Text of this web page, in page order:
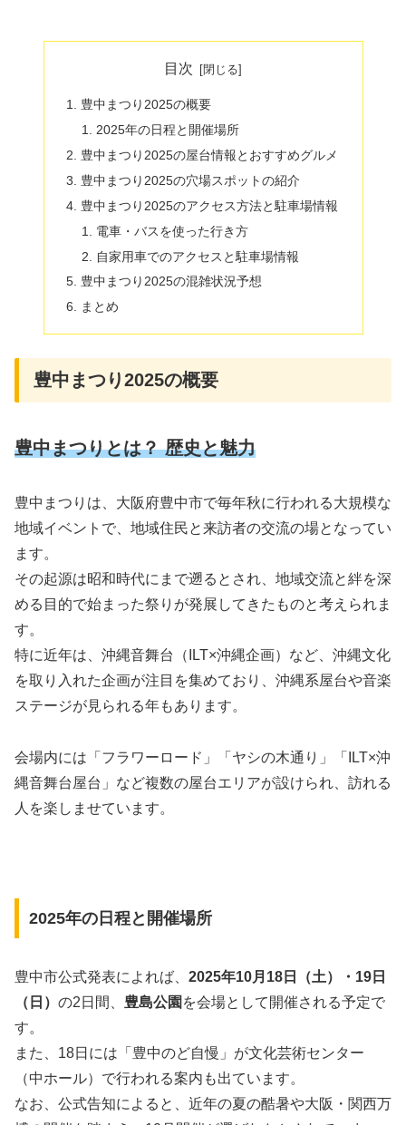
目次
豊中まつり2025の概要
2025年の日程と開催場所
豊中まつり2025の屋台情報とおすすめグルメ
豊中まつり2025の穴場スポットの紹介
豊中まつり2025のアクセス方法と駐車場情報
電車・バスを使った行き方
自家用車でのアクセスと駐車場情報
豊中まつり2025の混雑状況予想
まとめ
豊中まつり2025の概要
豊中まつりとは？ 歴史と魅力
豊中まつりは、大阪府豊中市で毎年秋に行われる大規模な
地域イベントで、地域住民と来訪者の交流の場となってい
ます。
その起源は昭和時代にまで遡るとされ、地域交流と絆を深
める目的で始まった祭りが発展してきたものと考えられま
す。
特に近年は、沖縄音舞台（ILT×沖縄企画）など、沖縄文化
を取り入れた企画が注目を集めており、沖縄系屋台や音楽
ステージが見られる年もあります。
会場内には「フラワーロード」「ヤシの木通り」「ILT×沖
縄音舞台屋台」など複数の屋台エリアが設けられ、訪れる
人を楽しませています。
2025年の日程と開催場所
豊中市公式発表によれば、 2025年10月18日（土）・19日
（日） の2日間、 豊島公園 を会場として開催される予定で
す。
また、18日には「豊中のど自慢」が文化芸術センター
（中ホール）で行われる案内も出ています。
なお、公式告知によると、近年の夏の酷暑や大阪・関西万